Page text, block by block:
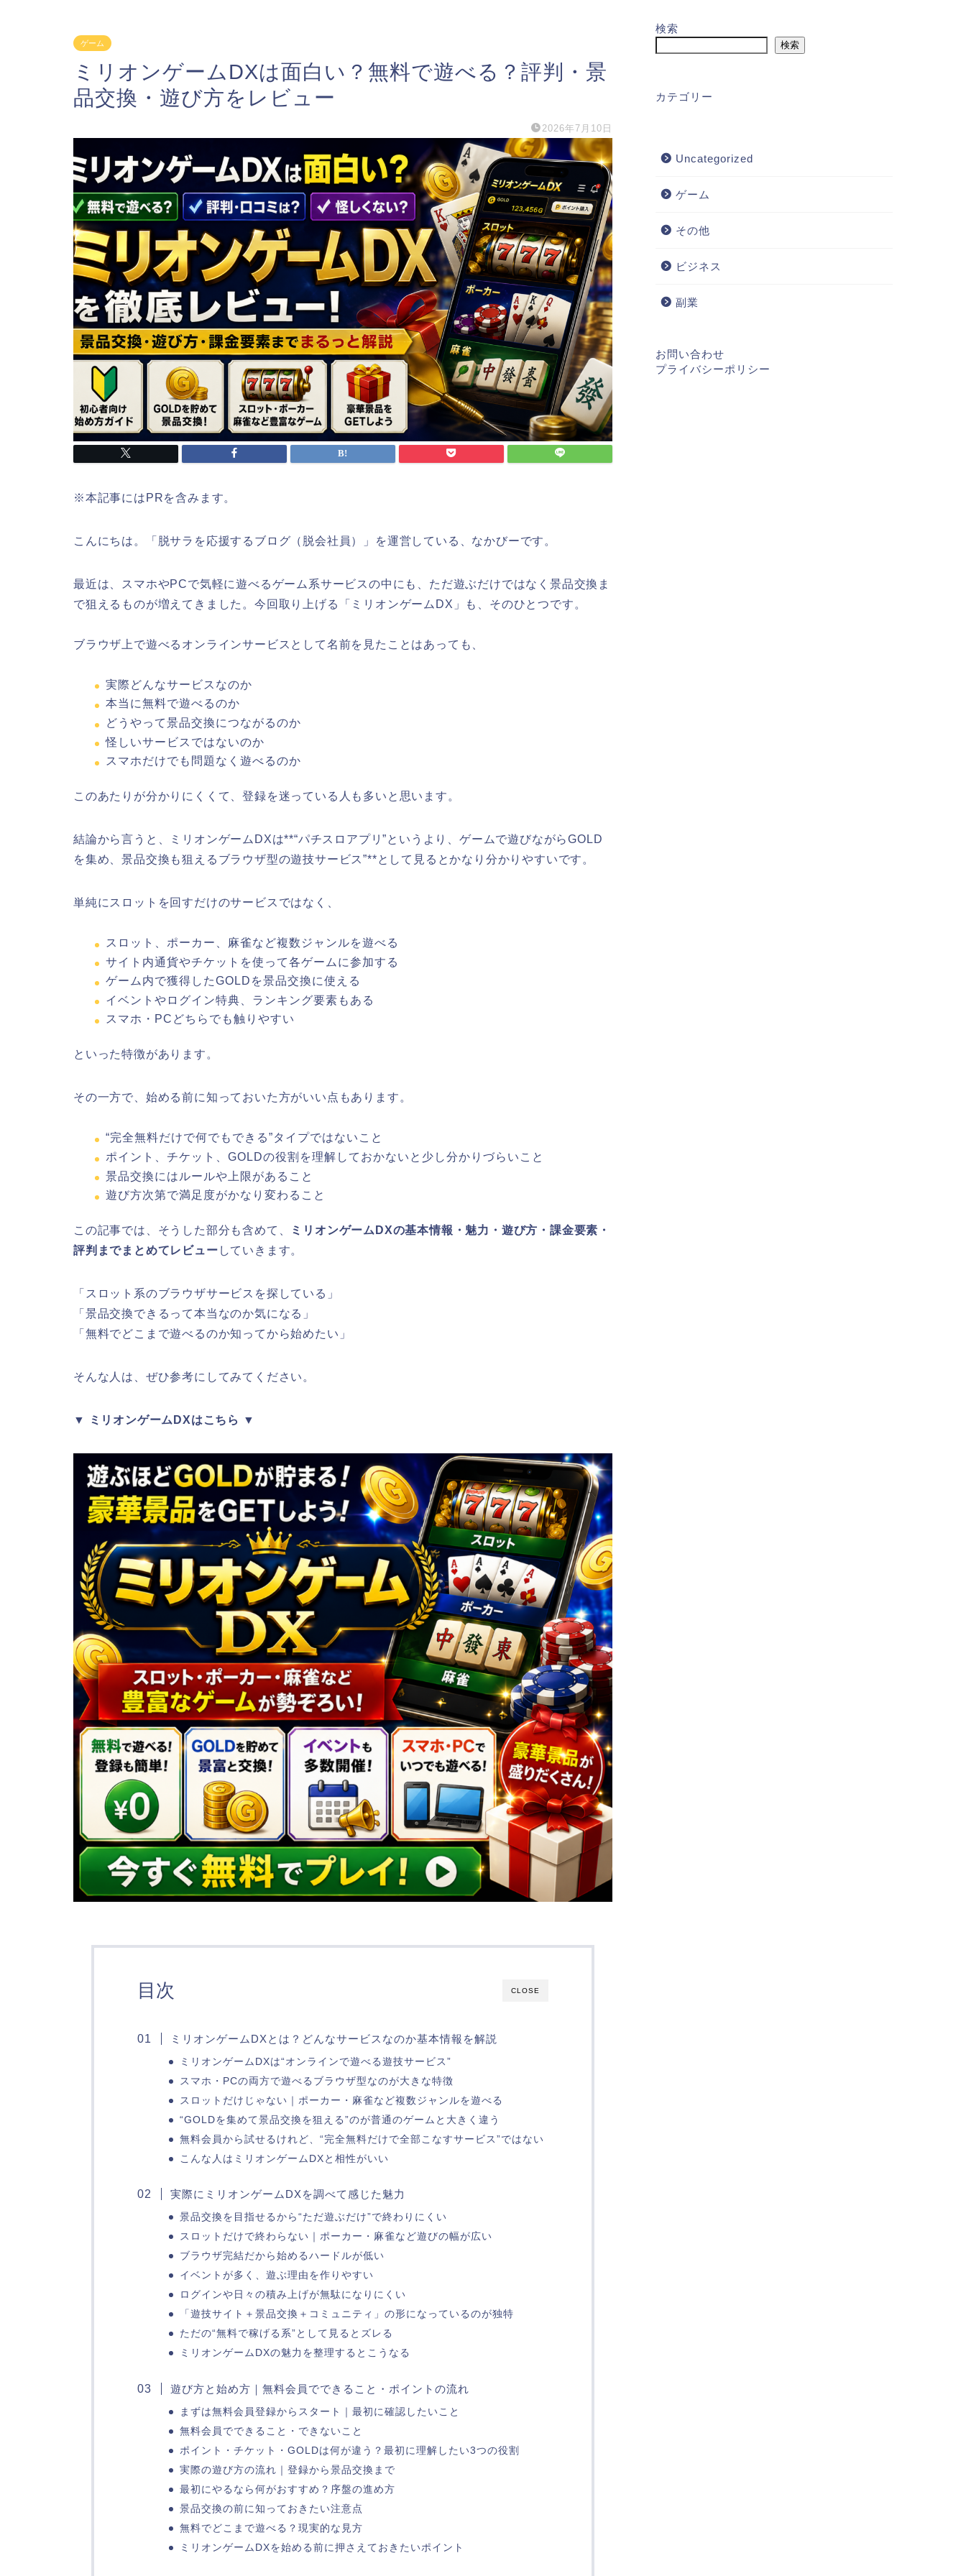
ゲーム
ミリオンゲームDXは面白い？無料で遊べる？評判・景
品交換・遊び方をレビュー
2026年7月10日
※本記事にはPRを含みます。
こんにちは。「脱サラを応援するブログ（脱会社員）」を運営している、なかびーです。
最近は、スマホやPCで気軽に遊べるゲーム系サービスの中にも、ただ遊ぶだけではなく景品交換ま
で狙えるものが増えてきました。今回取り上げる「ミリオンゲームDX」も、そのひとつです。
ブラウザ上で遊べるオンラインサービスとして名前を見たことはあっても、
実際どんなサービスなのか
本当に無料で遊べるのか
どうやって景品交換につながるのか
怪しいサービスではないのか
スマホだけでも問題なく遊べるのか
このあたりが分かりにくくて、登録を迷っている人も多いと思います。
結論から言うと、ミリオンゲームDXは**“パチスロアプリ”というより、ゲームで遊びながらGOLD
を集め、景品交換も狙えるブラウザ型の遊技サービス”**として見るとかなり分かりやすいです。
単純にスロットを回すだけのサービスではなく、
スロット、ポーカー、麻雀など複数ジャンルを遊べる
サイト内通貨やチケットを使って各ゲームに参加する
ゲーム内で獲得したGOLDを景品交換に使える
イベントやログイン特典、ランキング要素もある
スマホ・PCどちらでも触りやすい
といった特徴があります。
その一方で、始める前に知っておいた方がいい点もあります。
“完全無料だけで何でもできる”タイプではないこと
ポイント、チケット、GOLDの役割を理解しておかないと少し分かりづらいこと
景品交換にはルールや上限があること
遊び方次第で満足度がかなり変わること
この記事では、そうした部分も含めて、
ミリオンゲームDXの基本情報・魅力・遊び方・課金要素・
評判までまとめてレビュー していきます。
「スロット系のブラウザサービスを探している」
「景品交換できるって本当なのか気になる」
「無料でどこまで遊べるのか知ってから始めたい」
そんな人は、ぜひ参考にしてみてください。
▼ ミリオンゲームDXはこちら ▼
CLOSE
目次
ミリオンゲームDXとは？どんなサービスなのか基本情報を解説
ミリオンゲームDXは“オンラインで遊べる遊技サービス”
スマホ・PCの両方で遊べるブラウザ型なのが大きな特徴
スロットだけじゃない｜ポーカー・麻雀など複数ジャンルを遊べる
“GOLDを集めて景品交換を狙える”のが普通のゲームと大きく違う
無料会員から試せるけれど、“完全無料だけで全部こなすサービス”ではない
こんな人はミリオンゲームDXと相性がいい
実際にミリオンゲームDXを調べて感じた魅力
景品交換を目指せるから“ただ遊ぶだけ”で終わりにくい
スロットだけで終わらない｜ポーカー・麻雀など遊びの幅が広い
ブラウザ完結だから始めるハードルが低い
イベントが多く、遊ぶ理由を作りやすい
ログインや日々の積み上げが無駄になりにくい
「遊技サイト＋景品交換＋コミュニティ」の形になっているのが独特
ただの“無料で稼げる系”として見るとズレる
ミリオンゲームDXの魅力を整理するとこうなる
遊び方と始め方｜無料会員でできること・ポイントの流れ
まずは無料会員登録からスタート｜最初に確認したいこと
無料会員でできること・できないこと
ポイント・チケット・GOLDは何が違う？最初に理解したい3つの役割
実際の遊び方の流れ｜登録から景品交換まで
最初にやるなら何がおすすめ？序盤の進め方
景品交換の前に知っておきたい注意点
無料でどこまで遊べる？現実的な見方
ミリオンゲームDXを始める前に押さえておきたいポイント
検索
検索
カテゴリー
Uncategorized
ゲーム
その他
ビジネス
副業
お問い合わせ
プライバシーポリシー